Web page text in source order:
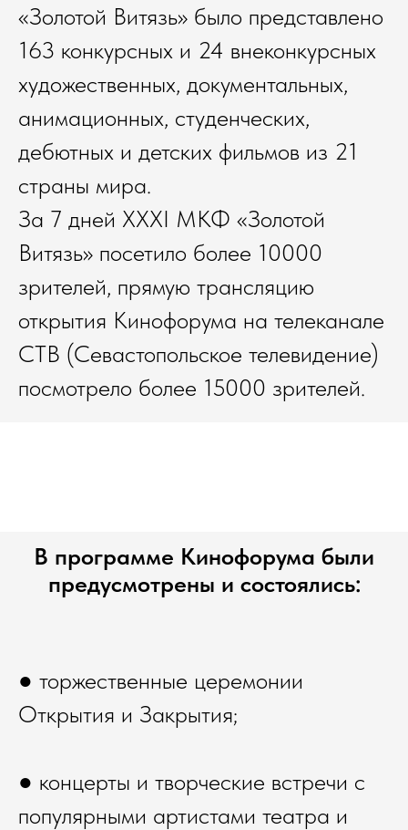
«Золотой Витязь» было представлено
163 конкурсных и 24 внеконкурсных
художественных, документальных,
анимационных, студенческих,
дебютных и детских фильмов из 21
страны мира.
За 7 дней XXXI МКФ «Золотой
Витязь» посетило более 10000
зрителей, прямую трансляцию
открытия Кинофорума на телеканале
СТВ (Севастопольское телевидение)
посмотрело более 15000 зрителей.
В программе Кинофорума были
предусмотрены и состоялись:
● торжественные церемонии
Открытия и Закрытия;
● концерты и творческие встречи с
популярными артистами театра и